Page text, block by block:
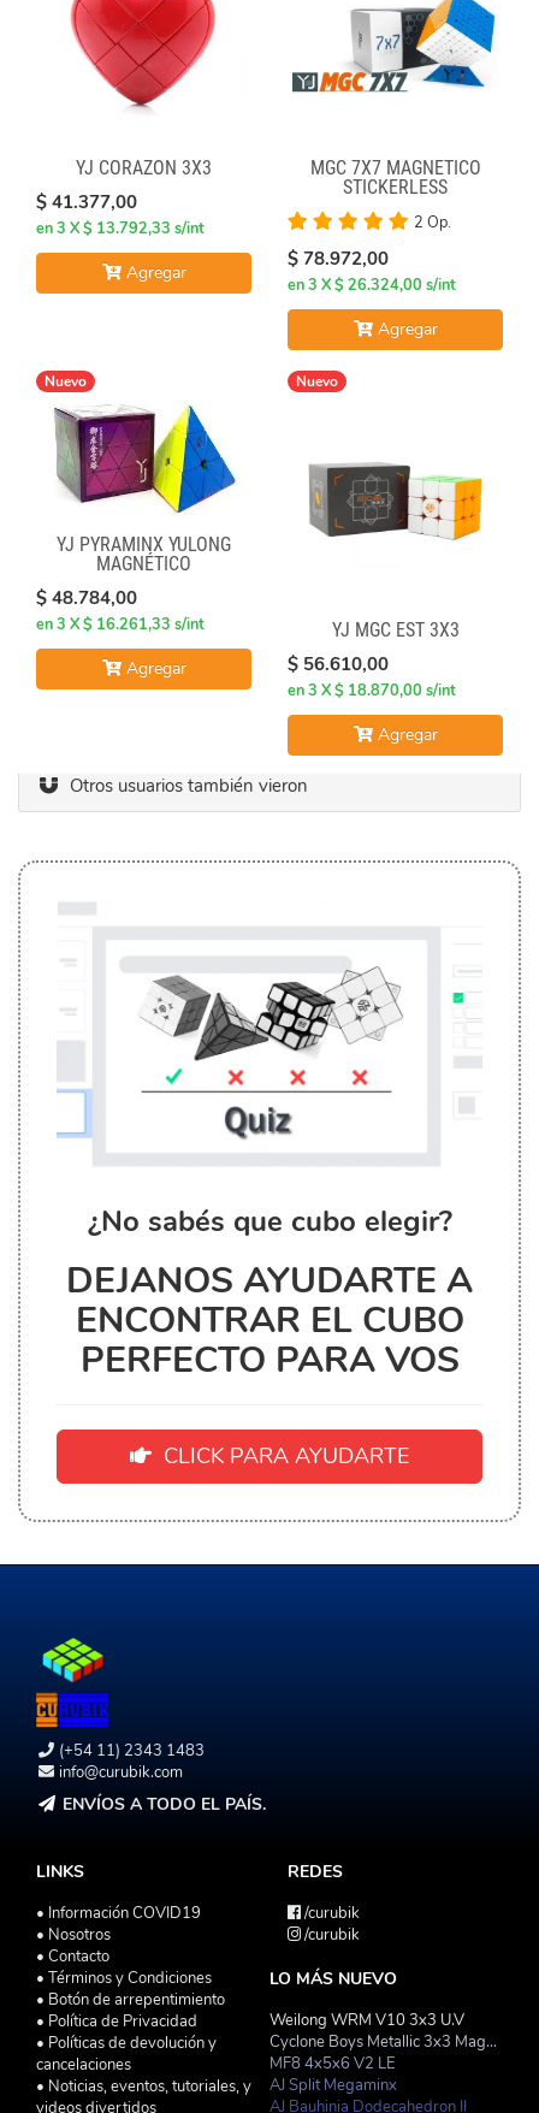
YJ CORAZON 3X3
$ 41.377,00
en 3 X $ 13.792,33 s/int
Agregar
MGC 7X7 MAGNÉTICO
STICKERLESS
2 Op.
$ 78.972,00
en 3 X $ 26.324,00 s/int
Agregar
Nuevo
YJ PYRAMINX YULONG
MAGNÉTICO
$ 48.784,00
en 3 X $ 16.261,33 s/int
Agregar
Nuevo
YJ MGC EST 3X3
$ 56.610,00
en 3 X $ 18.870,00 s/int
Agregar
Otros usuarios también vieron
¿No sabés que cubo elegir?
DEJANOS AYUDARTE A
ENCONTRAR EL CUBO
PERFECTO PARA VOS
CLICK PARA AYUDARTE
(+54 11) 2343 1483
info@curubik.com
ENVÍOS A TODO EL PAÍS.
LINKS
• Información COVID19
• Nosotros
• Contacto
• Términos y Condiciones
• Botón de arrepentimiento
• Política de Privacidad
• Políticas de devolución y
cancelaciones
• Noticias, eventos, tutoriales, y
videos divertidos
REDES
/curubik
/curubik
LO MÁS NUEVO
Weilong WRM V10 3x3 U.V
Cyclone Boys Metallic 3x3 Magnetico Macaron
MF8 4x5x6 V2 LE
AJ Split Megaminx
AJ Bauhinia Dodecahedron II